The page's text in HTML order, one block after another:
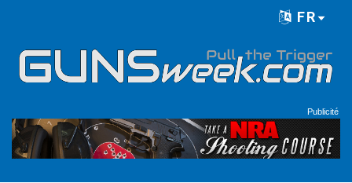
FR
Publicité